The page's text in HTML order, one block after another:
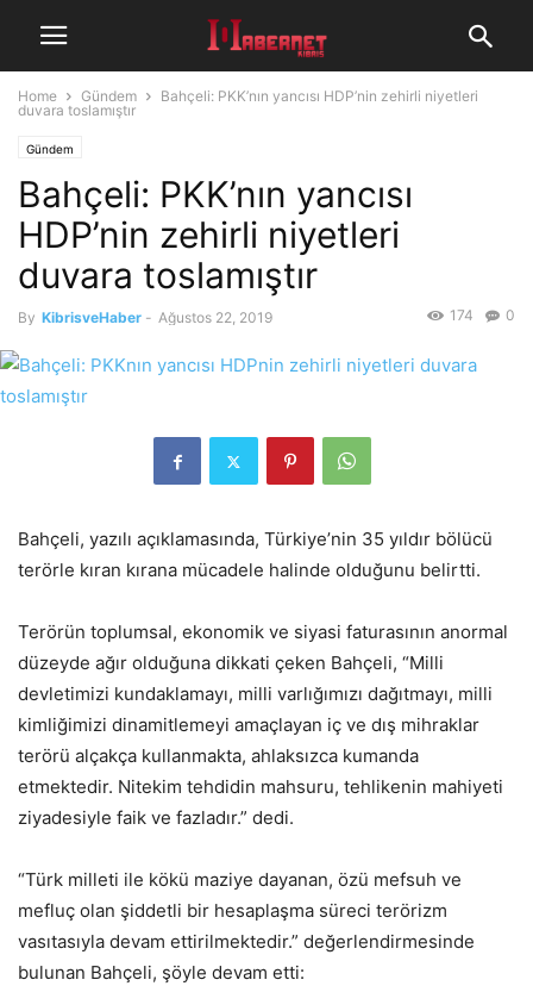
Home Gündem
Bahçeli: PKK’nın yancısı HDP’nin zehirli niyetleri
duvara toslamıştır
Gündem
Bahçeli: PKK’nın yancısı
HDP’nin zehirli niyetleri
duvara toslamıştır
By KibrisveHaber - Ağustos 22, 2019 0
174
Bahçeli, yazılı açıklamasında, Türkiye’nin 35 yıldır bölücü
terörle kıran kırana mücadele halinde olduğunu belirtti.
Terörün toplumsal, ekonomik ve siyasi faturasının anormal
düzeyde ağır olduğuna dikkati çeken Bahçeli, “Milli
devletimizi kundaklamayı, milli varlığımızı dağıtmayı, milli
kimliğimizi dinamitlemeyi amaçlayan iç ve dış mihraklar
terörü alçakça kullanmakta, ahlaksızca kumanda
etmektedir. Nitekim tehdidin mahsuru, tehlikenin mahiyeti
ziyadesiyle faik ve fazladır.” dedi.
“Türk milleti ile kökü maziye dayanan, özü mefsuh ve
mefluç olan şiddetli bir hesaplaşma süreci terörizm
vasıtasıyla devam ettirilmektedir.” değerlendirmesinde
bulunan Bahçeli, şöyle devam etti: